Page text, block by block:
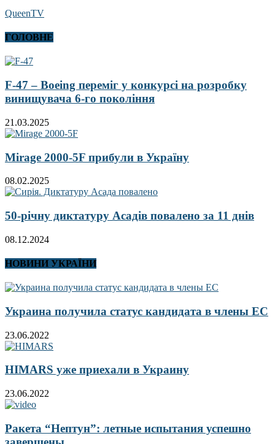
QueenTV
ГОЛОВНЕ
F-47 – Boeing переміг у конкурсі на розробку
винищувача 6-го покоління
21.03.2025
Mirage 2000-5F прибули в Україну
08.02.2025
50-річну диктатуру Асадів повалено за 11 днів
08.12.2024
НОВИНИ УКРАЇНИ
Украина получила статус кандидата в члены ЕС
23.06.2022
HIMARS уже приехали в Украину
23.06.2022
Ракета “Нептун”: летные испытания успешно